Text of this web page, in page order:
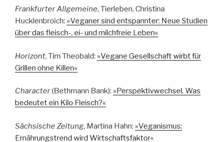
Frankfurter Allgemeine, Tierleben, Christina
Hucklenbroich: »Veganer sind entspannter: Neue Studien
über das fleisch-, ei- und milchfreie Leben«
Horizont, Tim Theobald: »Vegane Gesellschaft wirbt für
Grillen ohne Killen«
Character(Bethmann Bank): »Perspektivwechsel. Was
bedeutet ein Kilo Fleisch?«
Sächsische Zeitung, Martina Hahn: »Veganismus:
Ernährungstrend wird Wirtschaftsfaktor«